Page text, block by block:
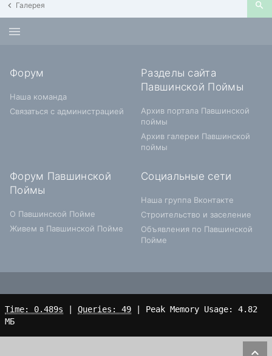
Галерея
Форум
Наша команда
Связаться с администрацией
Разделы сайта
Павшинской Поймы
Архив портала Павшинской
поймы
Архив галереи Павшинской
поймы
Форум Павшинской
Поймы
О Павшинской Пойме
Живем в Павшинской Пойме
Социальные сети
Наша группа Вконтакте
Строительство и заселение
Объявления по Павшинской
Пойме
Time: 0.489s Queries: 49 | Peak Memory Usage: 4.82
МБ